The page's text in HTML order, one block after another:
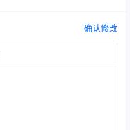
确认修改